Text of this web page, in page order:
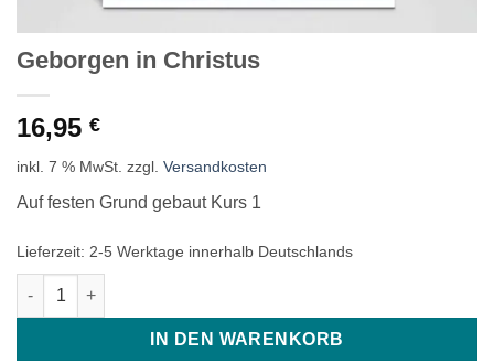
Geborgen in Christus
16,95 €
inkl. 7 % MwSt. zzgl. Versandkosten
Auf festen Grund gebaut Kurs 1
Lieferzeit: 2-5 Werktage innerhalb Deutschlands
Geborgen in Christus Menge
IN DEN WARENKORB